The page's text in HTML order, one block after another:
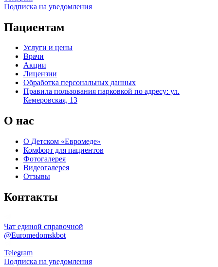
Подписка на уведомления
Пациентам
Услуги и цены
Врачи
Акции
Лицензии
Обработка персональных данных
Правила пользования парковкой по адресу: ул.
Кемеровская, 13
О нас
О Детском «Евромеде»
Комфорт для пациентов
Фотогалерея
Видеогалерея
Отзывы
Контакты
Чат единой справочной
@Euromedomskbot
Telegram
Подписка на уведомления